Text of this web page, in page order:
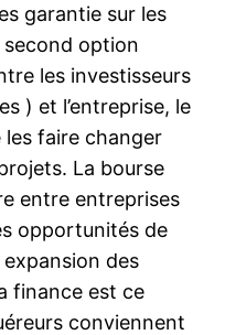
garantie sur les
option
les investisseurs
) et l’entreprise, le
faire changer
La bourse
entre entreprises
opportunités de
des
finance est ce
conviennent